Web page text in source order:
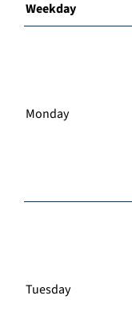
Weekday
Monday
Tuesday